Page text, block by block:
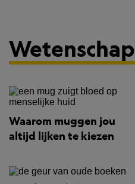
Wetenschap
Waarom muggen jou
altijd lijken te kiezen